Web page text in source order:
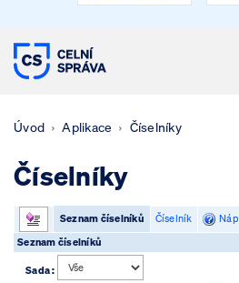
CELNÍ SPRÁVA
Úvod Aplikace Číselníky
Číselníky
Seznam číselníků Číselník
Seznam číselníků
Sada :